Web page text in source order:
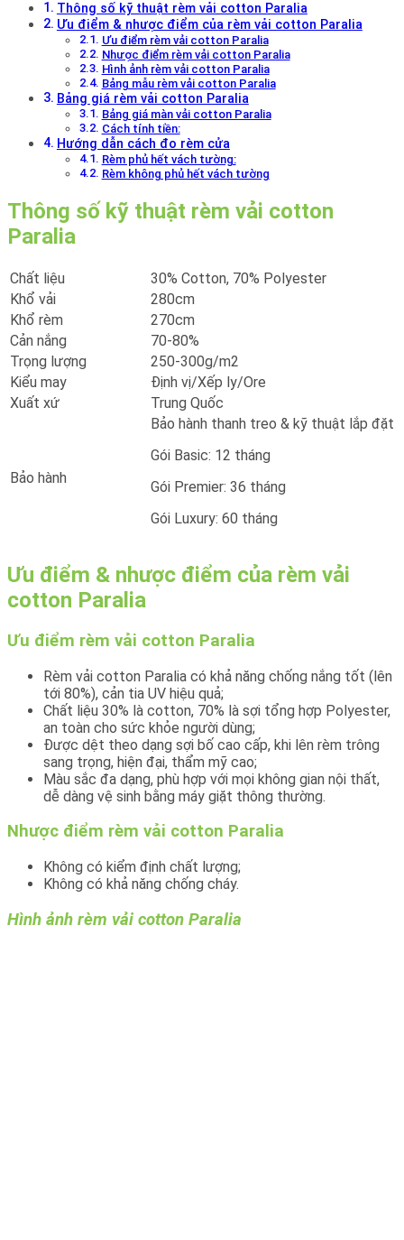
Thông số kỹ thuật rèm vải cotton Paralia
Ưu điểm & nhược điểm của rèm vải cotton Paralia
Ưu điểm rèm vải cotton Paralia
Nhược điểm rèm vải cotton Paralia
Hình ảnh rèm vải cotton Paralia
Bảng mẫu rèm vải cotton Paralia
Bảng giá rèm vải cotton Paralia
Bảng giá màn vải cotton Paralia
Cách tính tiền:
Hướng dẫn cách đo rèm cửa
Rèm phủ hết vách tường:
Rèm không phủ hết vách tường
Thông số kỹ thuật rèm vải cotton
Paralia
Chất liệu
30% Cotton, 70% Polyester
Khổ vải
280cm
Khổ rèm
270cm
Cản nắng
70-80%
Trọng lượng
250-300g/m2
Kiểu may
Định vị/Xếp ly/Ore
Xuất xứ
Trung Quốc
Bảo hành
Bảo hành thanh treo & kỹ thuật lắp đặt
Gói Basic: 12 tháng
Gói Premier: 36 tháng
Gói Luxury: 60 tháng
Ưu điểm & nhược điểm của rèm vải
cotton Paralia
Ưu điểm rèm vải cotton Paralia
Rèm vải cotton Paralia có khả năng chống nắng tốt (lên
tới 80%), cản tia UV hiệu quả;
Chất liệu 30% là cotton, 70% là sợi tổng hợp Polyester,
an toàn cho sức khỏe người dùng;
Được dệt theo dạng sợi bố cao cấp, khi lên rèm trông
sang trọng, hiện đại, thẩm mỹ cao;
Màu sắc đa dạng, phù hợp với mọi không gian nội thất,
dễ dàng vệ sinh bằng máy giặt thông thường.
Nhược điểm rèm vải cotton Paralia
Không có kiểm định chất lượng;
Không có khả năng chống cháy.
Hình ảnh rèm vải cotton Paralia